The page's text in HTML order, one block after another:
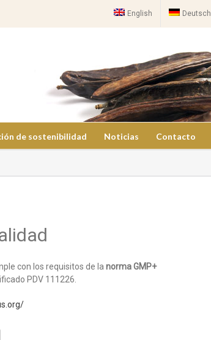
English Deutsch
de sostenibilidad Noticias Contacto
con los requisitos de la norma GMP+
PDV 111226.